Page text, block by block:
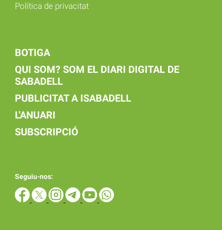
Política de privacitat
BOTIGA
QUI SOM? SOM EL DIARI DIGITAL DE
SABADELL
PUBLICITAT A ISABADELL
L'ANUARI
SUBSCRIPCIÓ
Seguiu-nos: